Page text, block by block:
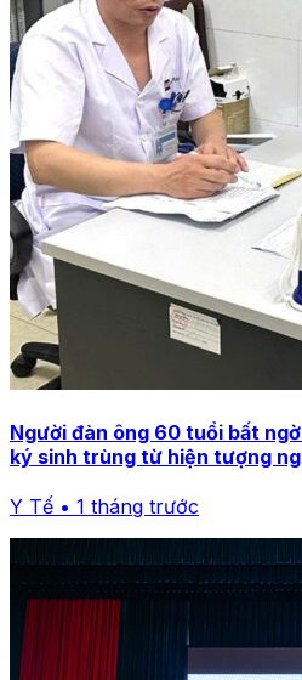
Người đàn ông 60 tuổi bất
ký sinh trùng từ hiện tượng
Y Tế • 1 tháng trước